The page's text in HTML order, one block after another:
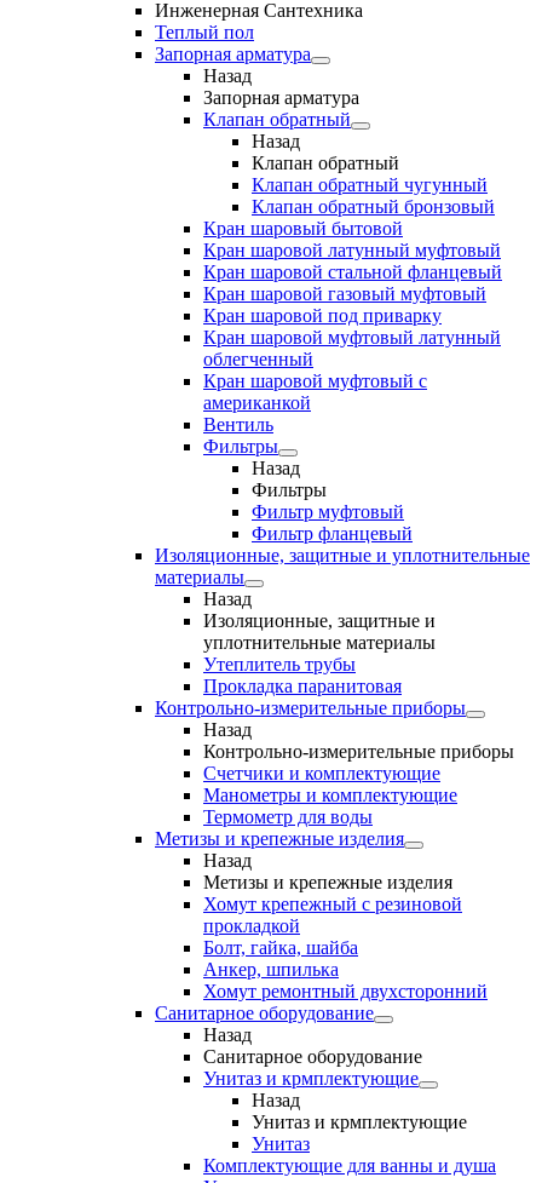
Инженерная Сантехника
Теплый пол
Запорная арматура
Назад
Запорная арматура
Клапан обратный
Назад
Клапан обратный
Клапан обратный чугунный
Клапан обратный бронзовый
Кран шаровый бытовой
Кран шаровой латунный муфтовый
Кран шаровой стальной фланцевый
Кран шаровой газовый муфтовый
Кран шаровой под приварку
Кран шаровой муфтовый латунный
облегченный
Кран шаровой муфтовый с
американкой
Вентиль
Фильтры
Назад
Фильтры
Фильтр муфтовый
Фильтр фланцевый
Изоляционные, защитные и уплотнительные
материалы
Назад
Изоляционные, защитные и
уплотнительные материалы
Утеплитель трубы
Прокладка паранитовая
Контрольно-измерительные приборы
Назад
Контрольно-измерительные приборы
Счетчики и комплектующие
Манометры и комплектующие
Термометр для воды
Метизы и крепежные изделия
Назад
Метизы и крепежные изделия
Хомут крепежный с резиновой
прокладкой
Болт, гайка, шайба
Анкер, шпилька
Хомут ремонтный двухсторонний
Санитарное оборудование
Назад
Санитарное оборудование
Унитаз и крмплектующие
Назад
Унитаз и крмплектующие
Унитаз
Комплектующие для ванны и душа